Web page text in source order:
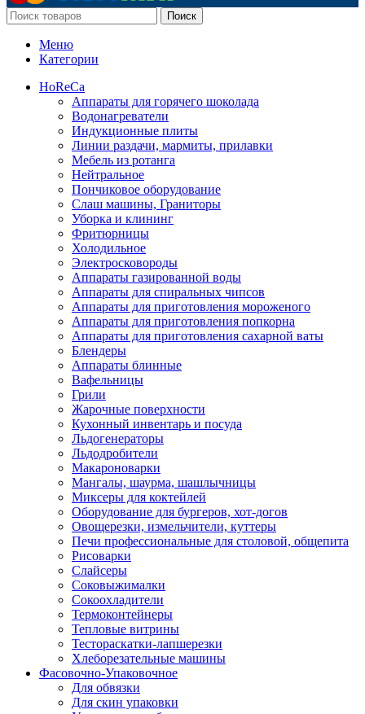
Поиск
Меню
Категории
HoReCa
Аппараты для горячего шоколада
Водонагреватели
Индукционные плиты
Линии раздачи, мармиты, прилавки
Мебель из ротанга
Нейтральное
Пончиковое оборудование
Слаш машины, Граниторы
Уборка и клининг
Фритюрницы
Холодильное
Электросковороды
Аппараты газированной воды
Аппараты для спиральных чипсов
Аппараты для приготовления мороженого
Аппараты для приготовления попкорна
Аппараты для приготовления сахарной ваты
Блендеры
Аппараты блинные
Вафельницы
Грили
Жарочные поверхности
Кухонный инвентарь и посуда
Льдогенераторы
Льдодробители
Макароноварки
Мангалы, шаурма, шашлычницы
Миксеры для коктейлей
Оборудование для бургеров, хот-догов
Овощерезки, измельчители, куттеры
Печи профессиональные для столовой, общепита
Рисоварки
Слайсеры
Соковыжималки
Сокоохладители
Термоконтейнеры
Тепловые витрины
Тестораскатки-лапшерезки
Хлеборезательные машины
Фасовочно-Упаковочное
Для обвязки
Для скин упаковки